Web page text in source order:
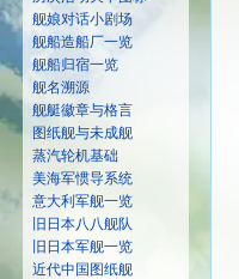
舰娘对话小剧场
舰船造船厂一览
舰船归宿一览
舰名溯源
舰艇徽章与格言
图纸舰与未成舰
蒸汽轮机基础
美海军惯导系统
意大利军舰一览
旧日本八八舰队
旧日本军舰一览
近代中国图纸舰